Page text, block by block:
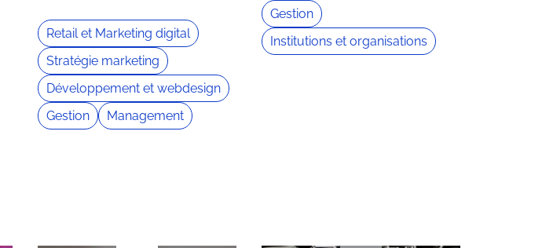
Retail et Marketing digital
Stratégie marketing
Développement et webdesign
Gestion
Management
Gestion
Institutions et organisations